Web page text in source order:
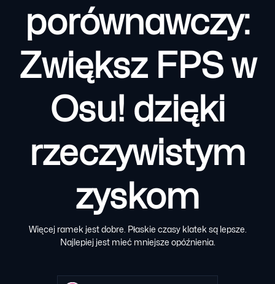
porównawczy:
Zwiększ FPS w
Osu! dzięki
rzeczywistym
zyskom
Więcej ramek jest dobre. Płaskie czasy klatek są lepsze.
Najlepiej jest mieć mniejsze opóźnienia.